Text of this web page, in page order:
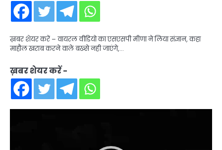
ख़बर शेयर करें – वायरल वीडियो का एसएसपी मीणा ने लिया संज्ञान, कहा
माहौल खराब करने वाले बख्से नही जाएंगे,…
ख़बर शेयर करें -